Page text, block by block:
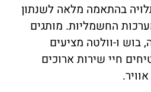
בהתאמה מלאה לשנתון
החשמליות. מותגים
בוש ו-וולטה מציעים
חיי שירות ארוכים